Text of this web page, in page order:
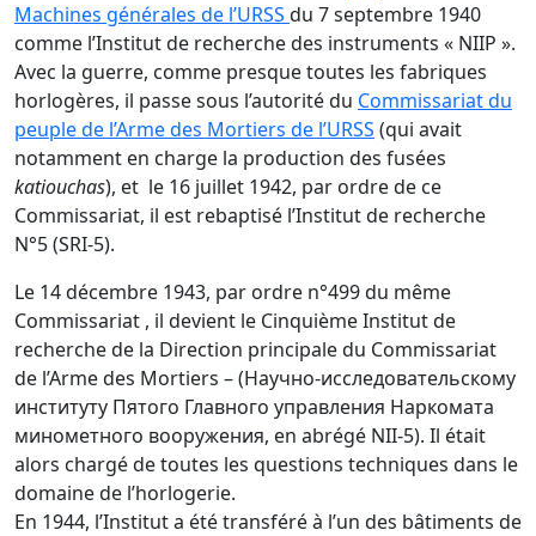
Machines générales de l’URSS du 7 septembre 1940
comme l’Institut de recherche des instruments « NIIP ».
Avec la guerre, comme presque toutes les fabriques
horlogères, il passe sous l’autorité du Commissariat du
peuple de l’Arme des Mortiers de l’URSS (qui avait
notamment en charge la production des fusées
katiouchas), et le 16 juillet 1942, par ordre de ce
Commissariat, il est rebaptisé l’Institut de recherche
N°5 (SRI-5).
Le 14 décembre 1943, par ordre n°499 du même
Commissariat , il devient le Cinquième Institut de
recherche de la Direction principale du Commissariat
de l’Arme des Mortiers – (Научно-исследовательскому
институту Пятого Главного управления Наркомата
минометного вооружения, en abrégé NII-5). Il était
alors chargé de toutes les questions techniques dans le
domaine de l’horlogerie.
En 1944, l’Institut a été transféré à l’un des bâtiments de